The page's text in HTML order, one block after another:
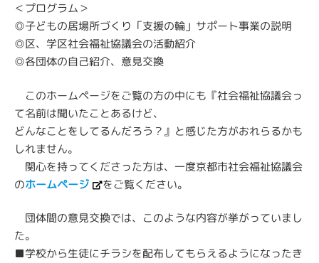
＜プログラム＞
◎子どもの居場所づくり「支援の輪」サポート事業の説明
◎区、学区社会福祉協議会の活動紹介
◎各団体の自己紹介、意見交換
このホームページをご覧の方の中にも『社会福祉協議会っ
て名前は聞いたことあるけど、
どんなことをしてるんだろう？』と感じた方がおれらるかも
しれません。
関心を持ってくださった方は、一度京都市社会福祉協議会
のホームページ をご覧ください。
団体間の意見交換では、このような内容が挙がっていまし
た。
■学校から生徒にチラシを配布してもらえるようになったき